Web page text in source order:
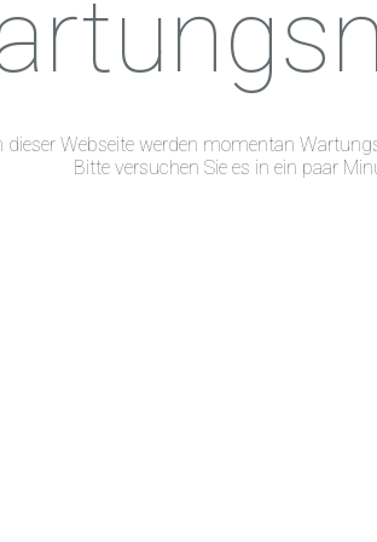
dieser Webseite werden momentan
Bitte versuchen Sie es in ein paar